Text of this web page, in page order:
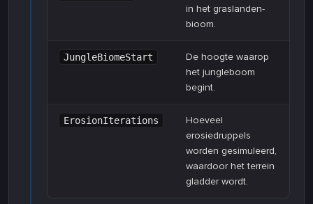
in het graslanden-
bioom.
JungleBiomeStart
De hoogte waarop
het jungleboom
begint.
ErosionIterations
Hoeveel
erosiedruppels
worden gesimuleerd,
waardoor het terrein
gladder wordt.